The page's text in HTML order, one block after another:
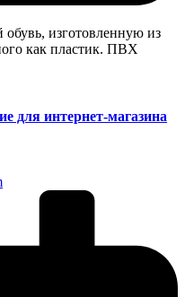
изготовленную из
как пластик. ПВХ
для интернет-магазина